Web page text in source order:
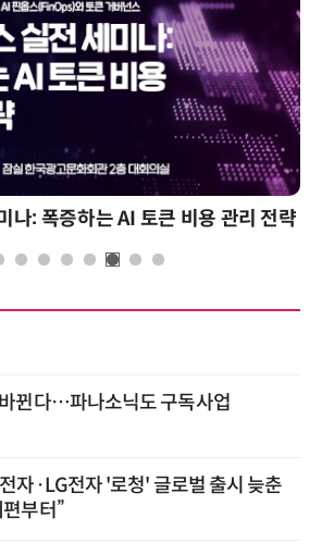
나: 폭증하는 AI 토큰 비용 관리 전략
뀐다…파나소닉도 구독사업
자·LG전자 '로청' 글로벌 출시 늦춘
부터”